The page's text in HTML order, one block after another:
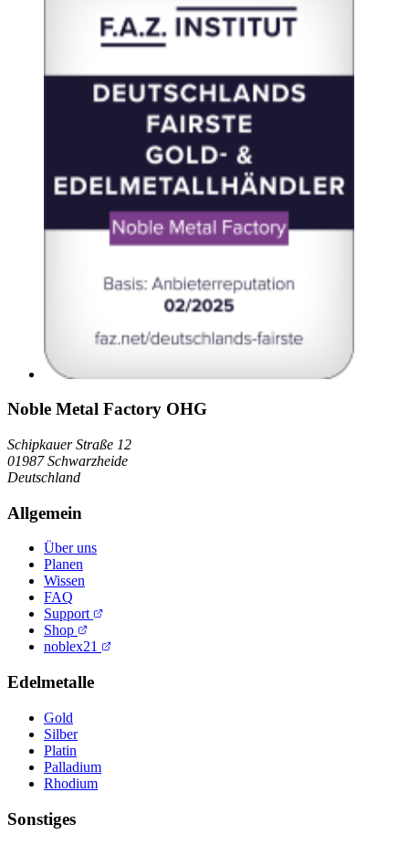
Noble Metal Factory OHG
Schipkauer Straße 12
01987 Schwarzheide
Deutschland
Allgemein
Über uns
Planen
Wissen
FAQ
Support
Shop
noblex21
Edelmetalle
Gold
Silber
Platin
Palladium
Rhodium
Sonstiges